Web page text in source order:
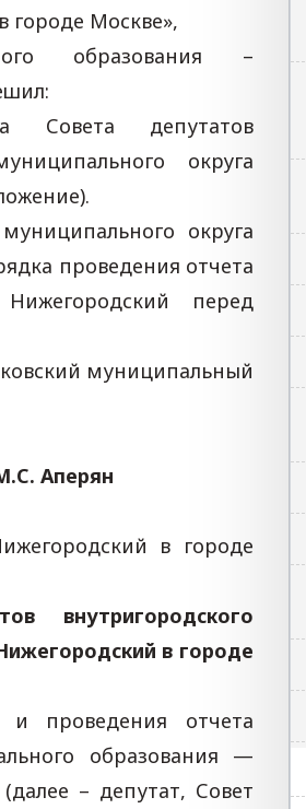
городе Москве»,
образования –
Совета депутатов
округа
округа
проведения отчета
перед
муниципальный
в городе
внутригородского
в городе
и проведения отчета
образования —
– депутат, Совет